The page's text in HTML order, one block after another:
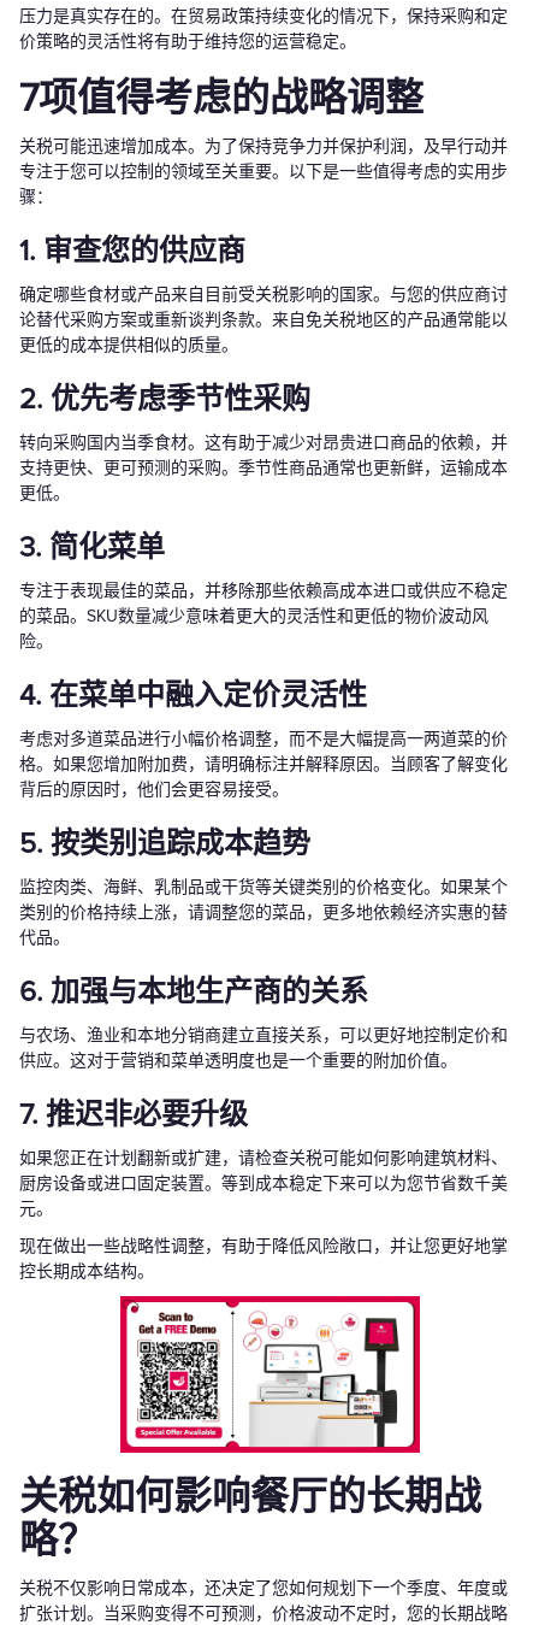
压力是真实存在的。在贸易政策持续变化的情况下，保持采购和定
价策略的灵活性将有助于维持您的运营稳定。
7项值得考虑的战略调整
关税可能迅速增加成本。为了保持竞争力并保护利润，及早行动并
专注于您可以控制的领域至关重要。以下是一些值得考虑的实用步
骤：
1. 审查您的供应商
确定哪些食材或产品来自目前受关税影响的国家。与您的供应商讨
论替代采购方案或重新谈判条款。来自免关税地区的产品通常能以
更低的成本提供相似的质量。
2. 优先考虑季节性采购
转向采购国内当季食材。这有助于减少对昂贵进口商品的依赖，并
支持更快、更可预测的采购。季节性商品通常也更新鲜，运输成本
更低。
3. 简化菜单
专注于表现最佳的菜品，并移除那些依赖高成本进口或供应不稳定
的菜品。SKU数量减少意味着更大的灵活性和更低的物价波动风
险。
4. 在菜单中融入定价灵活性
考虑对多道菜品进行小幅价格调整，而不是大幅提高一两道菜的价
格。如果您增加附加费，请明确标注并解释原因。当顾客了解变化
背后的原因时，他们会更容易接受。
5. 按类别追踪成本趋势
监控肉类、海鲜、乳制品或干货等关键类别的价格变化。如果某个
类别的价格持续上涨，请调整您的菜品，更多地依赖经济实惠的替
代品。
6. 加强与本地生产商的关系
与农场、渔业和本地分销商建立直接关系，可以更好地控制定价和
供应。这对于营销和菜单透明度也是一个重要的附加价值。
7. 推迟非必要升级
如果您正在计划翻新或扩建，请检查关税可能如何影响建筑材料、
厨房设备或进口固定装置。等到成本稳定下来可以为您节省数千美
元。
现在做出一些战略性调整，有助于降低风险敞口，并让您更好地掌
控长期成本结构。
关税如何影响餐厅的长期战
略？
关税不仅影响日常成本，还决定了您如何规划下一个季度、年度或
扩张计划。当采购变得不可预测，价格波动不定时，您的长期战略